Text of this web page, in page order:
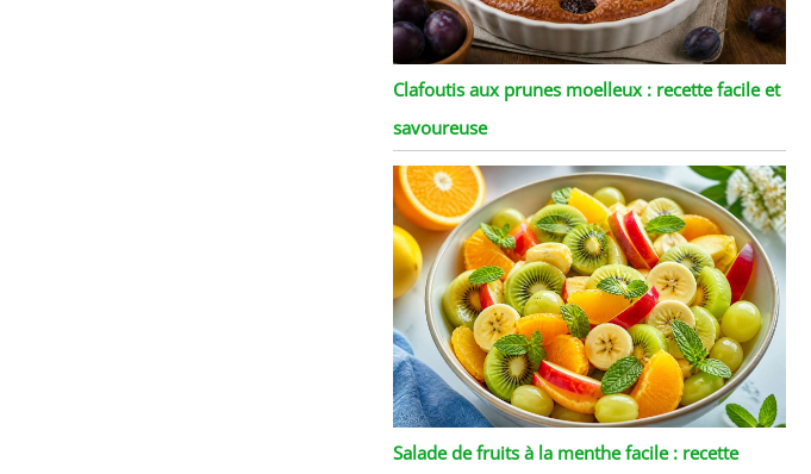
Clafoutis aux prunes moelleux : recette facile et
savoureuse
Salade de fruits à la menthe facile : recette